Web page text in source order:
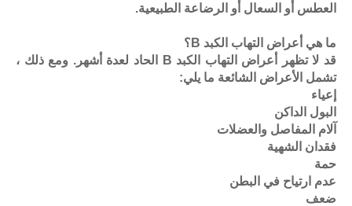
العطس أو السعال أو الرضاعة الطبيعية.
ما هي أعراض التهاب الكبد B؟
قد لا تظهر أعراض التهاب الكبد B الحاد لعدة أشهر. ومع ذلك ،
تشمل الأعراض الشائعة ما يلي:
إعياء
البول الداكن
آلام المفاصل والعضلات
فقدان الشهية
حمة
عدم ارتياح في البطن
ضعف